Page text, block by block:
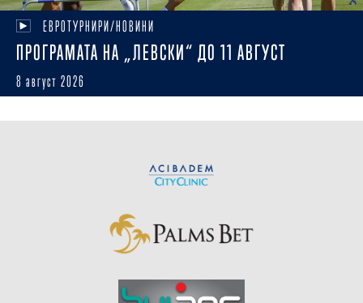
ЕВРОТУРНИРИ/НОВИНИ
ПРОГРАМАТА НА „ЛЕВСКИ“ ДО 11 АВГУСТ
8 август 2026